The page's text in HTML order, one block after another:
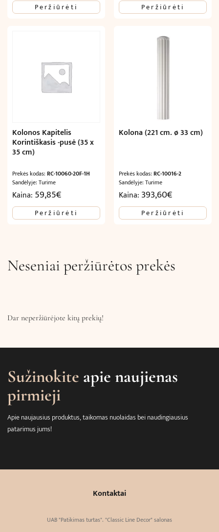
Peržiūrėti Peržiūrėti
Kolonos Kapitelis
Korintiškasis -pusė (35 x
35 cm)
Prekės kodas: RC-10060-20F-1H
Sandėlyje: Turime
Kaina: 59,85€
Peržiūrėti
Kolona (221 cm. ø 33 cm)
Prekės kodas:RC-10016-2
Sandėlyje: Turime
Kaina: 393,60€
Peržiūrėti
Neseniai peržiūrėtos prekės
Dar neperžiūrėjote kitų prekių!
Sužinokite apie naujienas
pirmieji
Apie naujausius produktus, taikomas nuolaidas bei naudingiausius
patarimus jums!
Kontaktai
UAB "Patikimas turtas". "Classic Line Decor" salonas